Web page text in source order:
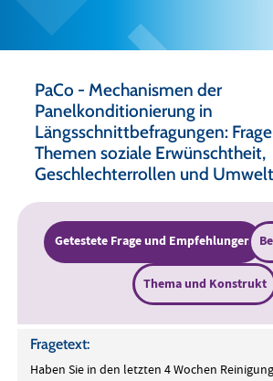
PaCo - Mechanismen der
Panelkonditionierung in
Längsschnittbefragungen:
Themen soziale Erwünschtheit,
Geschlechterrollen und Umwelt
Getestete Frage und Empfehlungen
Thema und Konstrukt
Fragetext:
Haben Sie in den letzten 4 Wochen